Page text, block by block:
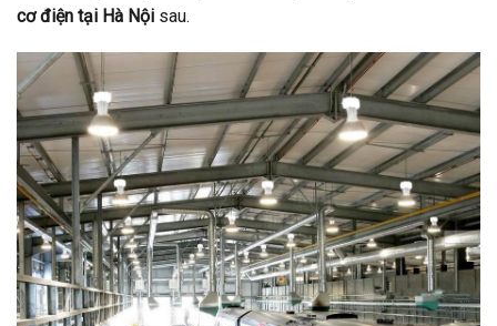
cơ điện tại Hà Nội sau.